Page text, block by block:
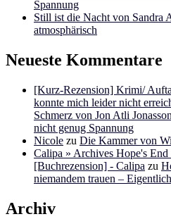
Spannung
Still ist die Nacht von Sandra
atmosphärisch
Neueste Kommentare
[Kurz-Rezension] Krimi/
konnte mich leider nicht
Schmerz von Jon Atli
nicht genug Spannung
Nicole zu Die Kammer von
Calipa » Archives Hope's
[Buchrezension] - Calipa zu
niemandem trauen –
Archiv